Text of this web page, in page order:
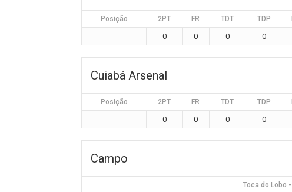
Posição 2PT FR TDT TDP
0 0 0 0
Cuiabá Arsenal
Posição 2PT FR TDT TDP
0 0 0 0
Campo
Toca do Lobo